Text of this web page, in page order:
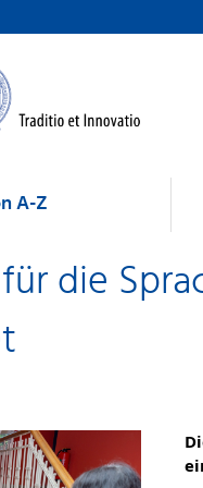
A-Z
die